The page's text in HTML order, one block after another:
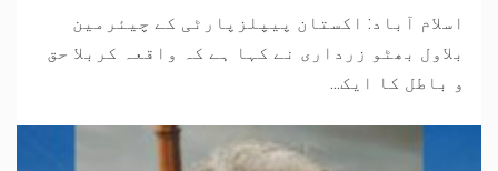
اسلام آباد: اکستان پیپلزپارٹی کے چیئرمین
بلاول بھٹو زرداری نے کہا ہے کہ واقعہ کربلا حق
و باطل کا ایک...